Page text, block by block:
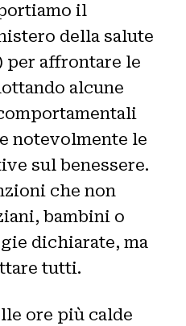
il
della salute
per affrontare le
alcune
notevolmente le
sul benessere.
che non
bambini o
dichiarate, ma
tutti.
ore più calde